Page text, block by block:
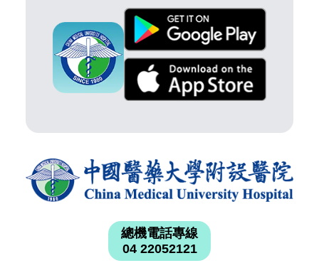
總機電話專線
04 22052121